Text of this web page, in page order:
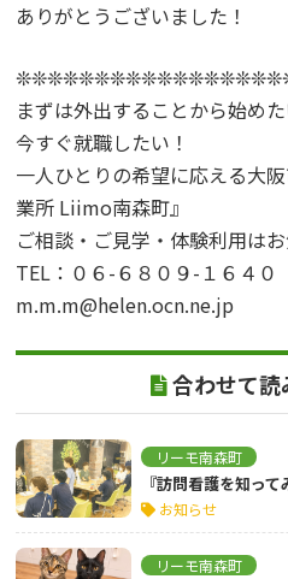
ありがとうございました！
まずは外出することから始め
今すぐ就職したい！
一人ひとりの希望に応える大
業所 Liimo南森町』
ご相談・ご見学・体験利用は
TEL：０６-６８０９-１６４
m.m.m@helen.ocn.ne.jp
合わせて
リーモ南森町
『訪問看護を知って
お知らせ
リーモ南森町